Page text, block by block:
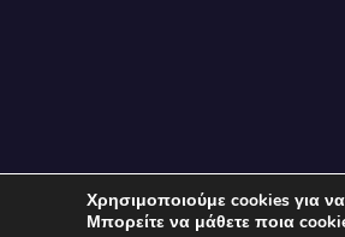
Χρησιμοποιούμε cookies για
Μπορείτε να μάθετε ποια